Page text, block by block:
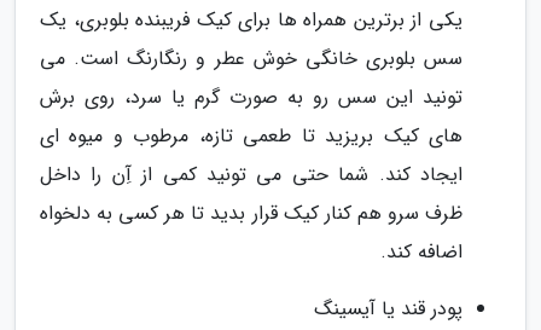
یکی از برترین همراه ها برای کیک فریبنده بلوبری، یک
سس بلوبری خانگی خوش عطر و رنگارنگ است. می
تونید این سس رو به صورت گرم یا سرد، روی برش
های کیک بریزید تا طعمی تازه، مرطوب و میوه ای
ایجاد کند. شما حتی می تونید کمی از آِن را داخل
ظرف سرو هم کنار کیک قرار بدید تا هر کسی به دلخواه
اضافه کند.
پودر قند یا آیسینگ